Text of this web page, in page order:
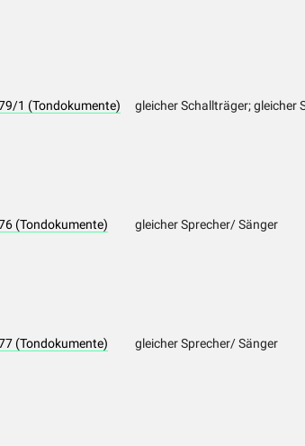
1 (Tondokumente) gleicher Schallträger; gleicher
(Tondokumente) gleicher Sprecher/ Sänger
(Tondokumente) gleicher Sprecher/ Sänger